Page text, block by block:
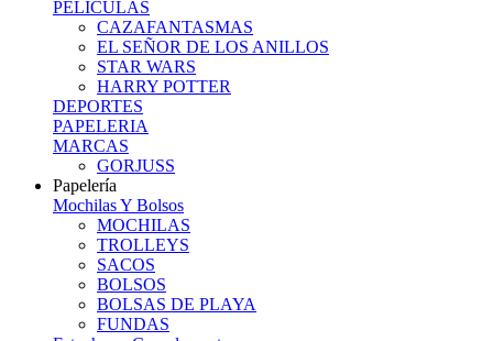
PELÍCULAS
CAZAFANTASMAS
EL SEÑOR DE LOS ANILLOS
STAR WARS
HARRY POTTER
DEPORTES
PAPELERIA
MARCAS
GORJUSS
Papelería
Mochilas Y Bolsos
MOCHILAS
TROLLEYS
SACOS
BOLSOS
BOLSAS DE PLAYA
FUNDAS